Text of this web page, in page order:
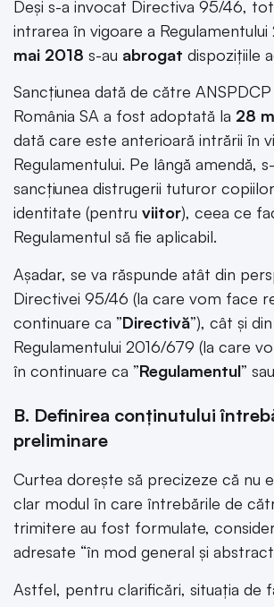
Deși s-a invocat Directiva 95/46,
intrarea în vigoare a Regulamentului
mai 2018 s-au abrogat dispozițiile
Sancțiunea dată de către
România SA a fost adoptată la 28
dată care este anterioară intrării în
Regulamentului. Pe lângă amendă,
sancțiunea distrugerii tuturor
identitate (pentru viitor), ceea ce
Regulamentul să fie aplicabil.
Așadar, se va răspunde atât din
Directivei 95/46 (la care vom face
continuare ca ”Directivă”), cât și
Regulamentului 2016/679 (la care
în continuare ca ”Regulamentul”
B. Definirea conținutului
preliminare
Curtea dorește să precizeze că nu
clar modul în care întrebările de
trimitere au fost formulate,
adresate “în mod general și
Astfel, pentru clarificări, situația de